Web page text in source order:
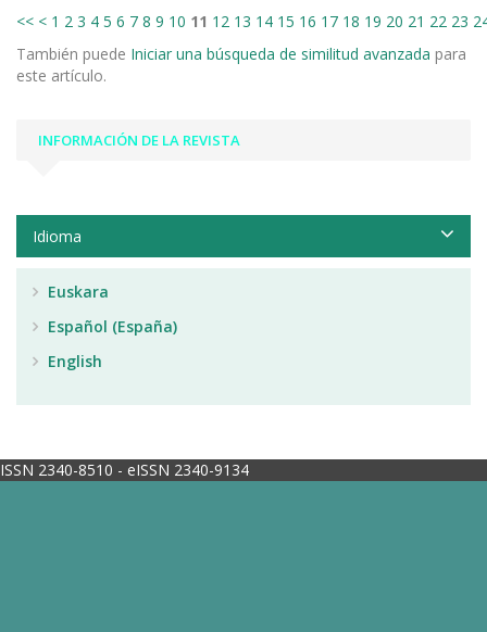
<< < 1 2 3 4 5 6 7 8 9 10 11 12 13 14 15 16 17 18 19 20 21 22 23
También puede Iniciar una búsqueda de similitud avanzada para
este artículo.
INFORMACIÓN DE LA REVISTA
Idioma
Euskara
Español (España)
English
ISSN 2340-8510 - eISSN 2340-9134